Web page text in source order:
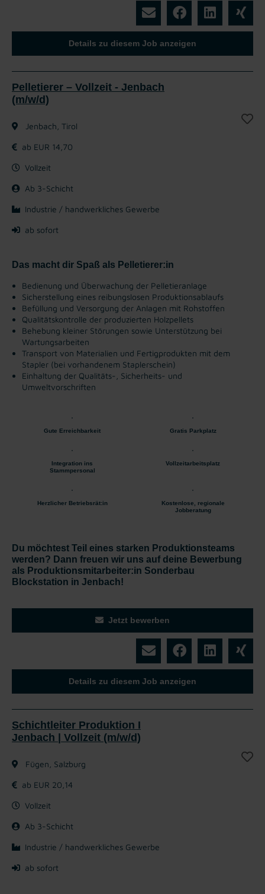
Details zu diesem Job anzeigen
Pelletierer – Vollzeit - Jenbach
(m/w/d)
Jenbach, Tirol
ab EUR 14,70
Vollzeit
Ab 3-Schicht
Industrie / handwerkliches Gewerbe
ab sofort
Das macht dir Spaß als Pelletierer:in
Bedienung und Überwachung der Pelletieranlage
Sicherstellung eines reibungslosen Produktionsablaufs
Befüllung und Versorgung der Anlagen mit Rohstoffen
Qualitätskontrolle der produzierten Holzpellets
Behebung kleiner Störungen sowie Unterstützung bei
Wartungsarbeiten
Transport von Materialien und Fertigprodukten mit dem
Stapler (bei vorhandenem Staplerschein)
Einhaltung der Qualitäts-, Sicherheits- und
Umweltvorschriften
Gute Erreichbarkeit Gratis Parkplatz
Integration ins
Stammpersonal
Vollzeitarbeitsplatz
Herzlicher Betriebsrät:in
Kostenlose, regionale
Jobberatung
Du möchtest Teil eines starken Produktionsteams
werden? Dann freuen wir uns auf deine Bewerbung
als Produktionsmitarbeiter:in Sonderbau
Blockstation in Jenbach!
Jetzt bewerben
Details zu diesem Job anzeigen
Schichtleiter Produktion I
Jenbach | Vollzeit (m/w/d)
Fügen, Salzburg
ab EUR 20,14
Vollzeit
Ab 3-Schicht
Industrie / handwerkliches Gewerbe
ab sofort